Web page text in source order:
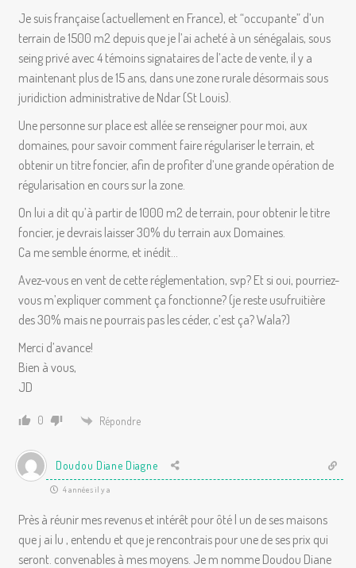
Je suis française (actuellement en France), et “occupante” d’un
terrain de 1500 m2 depuis que je l’ai acheté à un sénégalais, sous
seing privé avec 4 témoins signataires de l’acte de vente, il y a
maintenant plus de 15 ans, dans une zone rurale désormais sous
juridiction administrative de Ndar (St Louis).
Une personne sur place est allée se renseigner pour moi, aux
domaines, pour savoir comment faire régulariser le terrain, et
obtenir un titre foncier, afin de profiter d’une grande opération de
régularisation en cours sur la zone.
On lui a dit qu’à partir de 1000 m2 de terrain, pour obtenir le titre
foncier, je devrais laisser 30% du terrain aux Domaines.
Ca me semble énorme, et inédit…
Avez-vous en vent de cette réglementation, svp? Et si oui, pourriez-
vous m’expliquer comment ça fonctionne? (je reste usufruitière
des 30% mais ne pourrais pas les céder, c’est ça? Wala?)
Merci d’avance!
Bien à vous,
JD
0 Répondre
Doudou Diane Diagne
4 années il y a
Près à réunir mes revenus et intérêt pour ôté l un de ses maisons
que j ai lu , entendu et que je rencontrais pour une de ses prix qui
seront. convenables à mes moyens. Je m nomme Doudou Diane